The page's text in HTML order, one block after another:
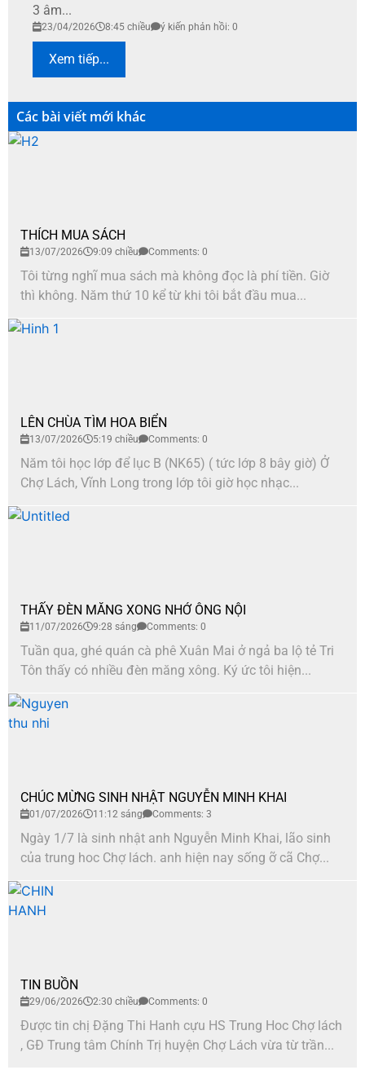
3 âm...
23/04/2026 8:45 chiều ý kiến phản hồi: 0
Xem tiếp...
Các bài viết mới khác
THÍCH MUA SÁCH
13/07/2026 9:09 chiều Comments: 0
Tôi từng nghĩ mua sách mà không đọc là phí tiền. Giờ
thì không. Năm thứ 10 kể từ khi tôi bắt đầu mua...
LÊN CHÙA TÌM HOA BIỂN
13/07/2026 5:19 chiều Comments: 0
Năm tôi học lớp để lục B (NK65) ( tức lớp 8 bây giờ) Ở
Chợ Lách, Vĩnh Long trong lớp tôi giờ học nhạc...
THẤY ĐÈN MĂNG XONG NHỚ ÔNG NỘI
11/07/2026 9:28 sáng Comments: 0
Tuần qua, ghé quán cà phê Xuân Mai ở ngả ba lộ tẻ Tri
Tôn thấy có nhiều đèn măng xông. Ký ức tôi hiện...
CHÚC MỪNG SINH NHẬT NGUYỄN MINH KHAI
01/07/2026 11:12 sáng Comments: 3
Ngày 1/7 là sinh nhật anh Nguyễn Minh Khai, lão sinh
của trung hoc Chợ lách. anh hiện nay sống ỡ cã Chợ...
TIN BUỒN
29/06/2026 2:30 chiều Comments: 0
Được tin chị Đặng Thi Hanh cựu HS Trung Hoc Chợ lách
, GĐ Trung tâm Chính Trị huyện Chợ Lách vừa từ trần...